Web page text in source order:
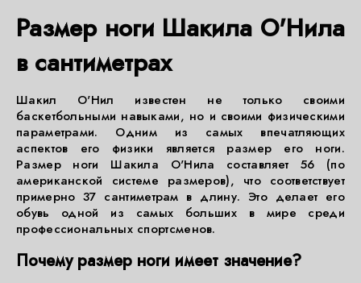
Размер ноги Шакила О'Нила
в сантиметрах
Шакил О'Нил известен не только своими
баскетбольными навыками, но и своими физическими
параметрами. Одним из самых впечатляющих
аспектов его физики является размер его ноги.
Размер ноги Шакила О'Нила составляет 56 (по
американской системе размеров), что соответствует
примерно 37 сантиметрам в длину. Это делает его
обувь одной из самых больших в мире среди
профессиональных спортсменов.
Почему размер ноги имеет значение?